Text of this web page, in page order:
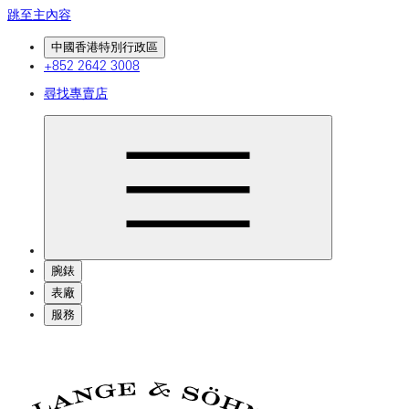
跳至主內容
中國香港特別行政區
+852 2642 3008
尋找專賣店
腕錶
表廠
服務